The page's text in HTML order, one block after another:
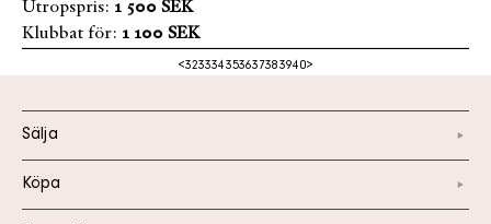
Utropspris: 1 500 SEK
Klubbat för: 1 100 SEK
<323334353637383940>
Sälja
Köpa